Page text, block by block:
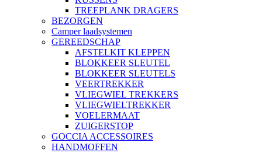
TREEPLANK DRAGERS
BEZORGEN
Camper laadsystemen
GEREEDSCHAP
AFSTELKIT KLEPPEN
BLOKKEER SLEUTEL
BLOKKEER SLEUTELS
VEERTREKKER
VLIEGWIEL TREKKERS
VLIEGWIELTREKKER
VOELERMAAT
ZUIGERSTOP
GOCCIA ACCESSOIRES
HANDMOFFEN